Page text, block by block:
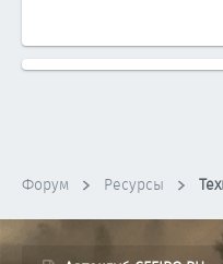
Форум Ресурсы